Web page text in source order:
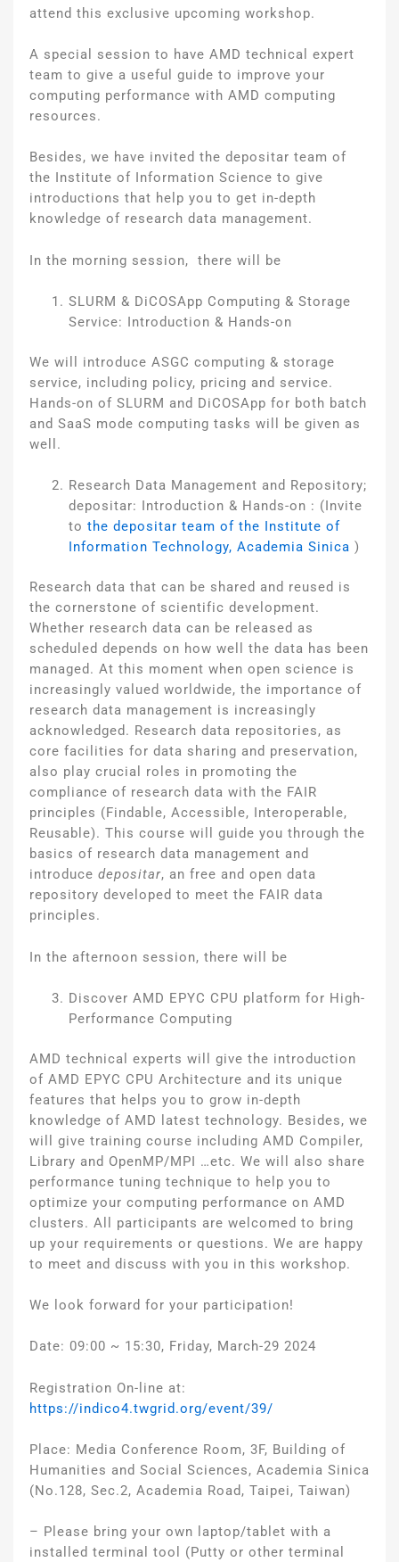
attend this exclusive upcoming workshop.
A special session to have AMD technical expert
team to give a useful guide to improve your
computing performance with AMD computing
resources.
Besides, we have invited the depositar team of
the Institute of Information Science to give
introductions that help you to get in-depth
knowledge of research data management.
In the morning session, there will be
SLURM & DiCOSApp Computing & Storage
Service: Introduction & Hands-on
We will introduce ASGC computing & storage
service, including policy, pricing and service.
Hands-on of SLURM and DiCOSApp for both batch
and SaaS mode computing tasks will be given as
well.
Research Data Management and Repository;
depositar: Introduction & Hands-on : (Invite
to the depositar team of the Institute of
Information Technology, Academia Sinica )
Research data that can be shared and reused is
the cornerstone of scientific development.
Whether research data can be released as
scheduled depends on how well the data has been
managed. At this moment when open science is
increasingly valued worldwide, the importance of
research data management is increasingly
acknowledged. Research data repositories, as
core facilities for data sharing and preservation,
also play crucial roles in promoting the
compliance of research data with the FAIR
principles (Findable, Accessible, Interoperable,
Reusable). This course will guide you through the
basics of research data management and
introduce depositar, an free and open data
repository developed to meet the FAIR data
principles.
In the afternoon session, there will be
Discover AMD EPYC CPU platform for High-
Performance Computing
AMD technical experts will give the introduction
of AMD EPYC CPU Architecture and its unique
features that helps you to grow in-depth
knowledge of AMD latest technology. Besides, we
will give training course including AMD Compiler,
Library and OpenMP/MPI …etc. We will also share
performance tuning technique to help you to
optimize your computing performance on AMD
clusters. All participants are welcomed to bring
up your requirements or questions. We are happy
to meet and discuss with you in this workshop.
We look forward for your participation!
Date: 09:00 ~ 15:30, Friday, March-29 2024
Registration On-line at:
https://indico4.twgrid.org/event/39/
Place: Media Conference Room, 3F, Building of
Humanities and Social Sciences, Academia Sinica
(No.128, Sec.2, Academia Road, Taipei, Taiwan)
– Please bring your own laptop/tablet with a
installed terminal tool (Putty or other terminal